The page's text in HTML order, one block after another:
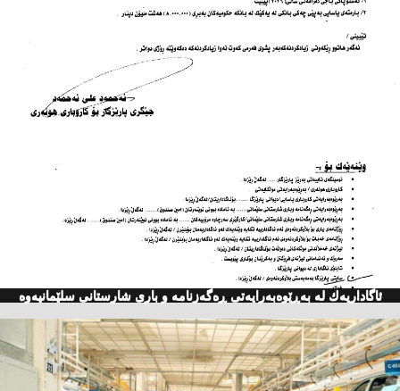
ئاگاداریه‌ك له‌ به‌ڕێوه‌به‌رایه‌تی ڕه‌گه‌زنامه‌ و باری شارستانی سلێمانیه‌وه‌